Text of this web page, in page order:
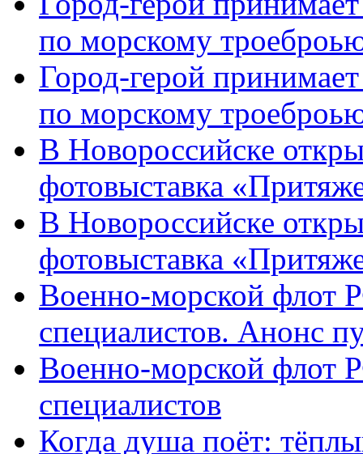
по морскому
Город-герой
по морскому
В Новороссийске
фотовыставка
В Новороссийске
фотовыставка
Военно-морской флот
специалистов. Анонс
Военно-морской флот
специалистов
Когда душа поёт: